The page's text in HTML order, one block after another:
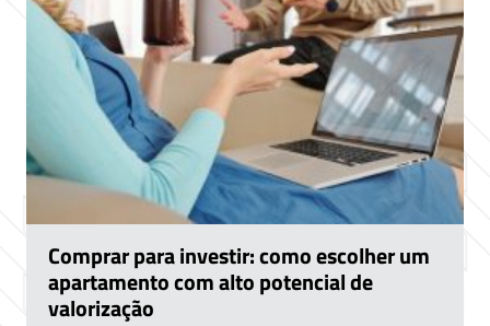
Comprar para investir: como escolher um
apartamento com alto potencial de
valorização